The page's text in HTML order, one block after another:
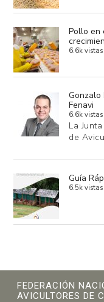
Pollo en
6.6k vistas
Gonzalo
Fenavi
6.6k vistas
La
de
Guía
6.5k vistas
FEDERACIÓN
AVICULTORES DE